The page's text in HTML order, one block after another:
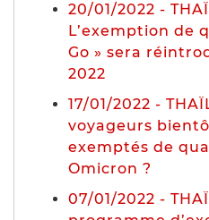
20/01/2022 -
L’exemption de
Go » sera
2022
17/01/2022 -
voyageurs
exemptés de
Omicron ?
07/01/2022 -